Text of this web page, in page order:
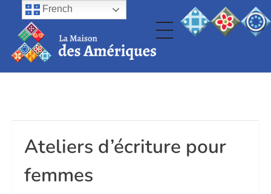
Ateliers d’écriture pour
femmes
French